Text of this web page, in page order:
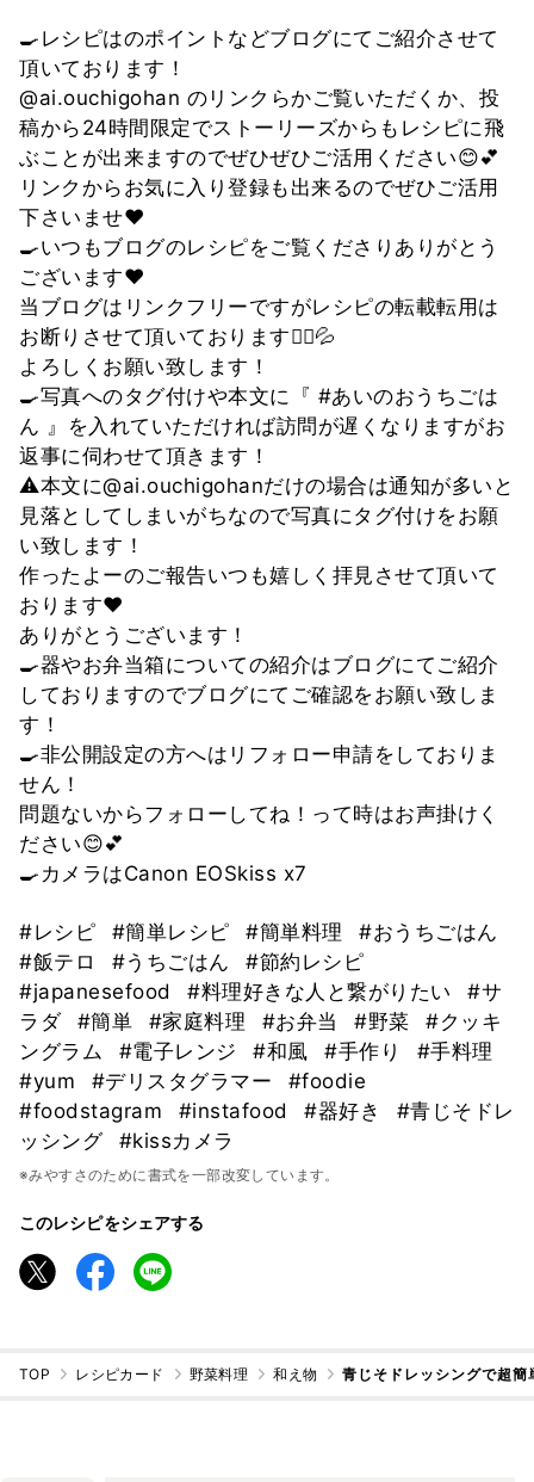
🍳レシピはのポイントなどブログにてご紹介させて
頂いております！
@ai.ouchigohan のリンクらかご覧いただくか、投
稿から24時間限定でストーリーズからもレシピに飛
ぶことが出来ますのでぜひぜひご活用ください😊💕
リンクからお気に入り登録も出来るのでぜひご活用
下さいませ❤
🍳いつもブログのレシピをご覧くださりありがとう
ございます❤
当ブログはリンクフリーですがレシピの転載転用は
お断りさせて頂いております🙇‍♀💦
よろしくお願い致します！
🍳写真へのタグ付けや本文に『 #あいのおうちごは
ん 』を入れていただければ訪問が遅くなりますがお
返事に伺わせて頂きます！
⚠️本文に@ai.ouchigohanだけの場合は通知が多いと
見落としてしまいがちなので写真にタグ付けをお願
い致します！
作ったよーのご報告いつも嬉しく拝見させて頂いて
おります❤
ありがとうございます！
🍳器やお弁当箱についての紹介はブログにてご紹介
しておりますのでブログにてご確認をお願い致しま
す！
🍳非公開設定の方へはリフォロー申請をしておりま
せん！
問題ないからフォローしてね！って時はお声掛けく
ださい😊💕
🍳カメラはCanon EOSkiss x7
#レシピ #簡単レシピ #簡単料理
#おうちごはん
#飯テロ
#うちごはん
#節約レシピ
#japanesefood
#料理好きな人と繋がりたい
#サ
ラダ
#簡単 #家庭料理 #お弁当 #野菜
#クッキ
ングラム
#電子レンジ #和風 #手作り
#手料理
#yum
#デリスタグラマー
#foodie
#foodstagram
#instafood #器好き
#青じそドレ
ッシング
#kissカメラ
※みやすさのために書式を一部改変しています。
このレシピをシェアする
TOP レシピカード 野菜料理 和え物 青じそドレッシングで超